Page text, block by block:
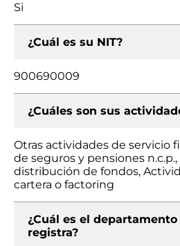
Si
¿Cuál es su NIT?
900690009
¿Cuáles son sus
Otras actividades de servicio
de seguros y pensiones
distribución de fondos,
cartera o factoring
¿Cuál es el
registra?